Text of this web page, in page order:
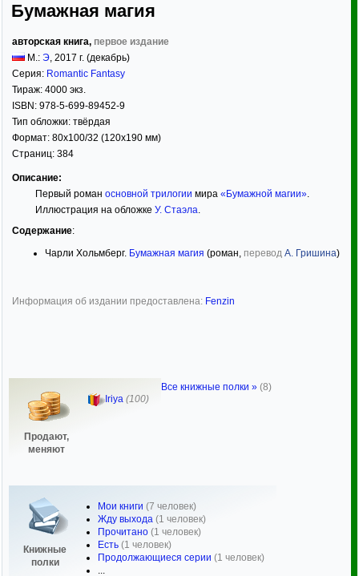
Бумажная магия
авторская книга, первое издание
М.: Э, 2017 г. (декабрь)
Серия: Romantic Fantasy
Тираж: 4000 экз.
ISBN: 978-5-699-89452-9
Тип обложки: твёрдая
Формат: 80x100/32 (120x190 мм)
Страниц: 384
Описание:
Первый роман основной трилогии мира «Бумажной магии».
Иллюстрация на обложке У. Стаэла.
Содержание:
Чарли Хольмберг. Бумажная магия (роман, перевод А. Гришина)
Информация об издании предоставлена: Fenzin
Продают,
меняют
Iriya (100)
Книжные
полки
Мои книги (7 человек)
Жду выхода (1 человек)
Прочитано (1 человек)
Есть (1 человек)
Продолжающиеся серии (1 человек)
...
Все книжные полки » (8)